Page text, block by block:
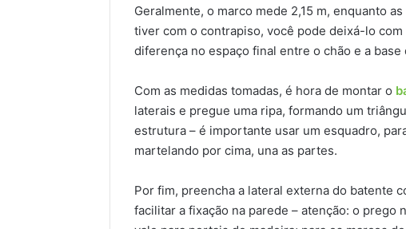
Geralmente, o marco mede 2,15 m, enquanto
tiver com o contrapiso, você pode deixá-lo com
diferença no espaço final entre o chão e a base
Com as medidas tomadas, é hora de montar o
laterais e pregue uma ripa, formando um
estrutura – é importante usar um esquadro,
martelando por cima, una as partes.
Por fim, preencha a lateral externa do batente
facilitar a fixação na parede – atenção: o prego